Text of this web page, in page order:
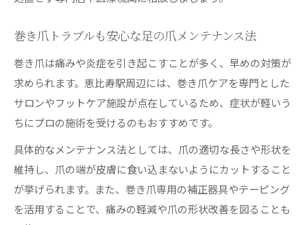
巻き爪トラブルも安心な足の爪メンテナンス法
巻き爪は痛みや炎症を引き起こすことが多く、早めの対策が
求められます。恵比寿駅周辺には、巻き爪ケアを専門とした
サロンやフットケア施設が点在しているため、症状が軽いう
ちにプロの施術を受けるのもおすすめです。
具体的なメンテナンス法としては、爪の適切な長さや形状を
維持し、爪の端が皮膚に食い込まないようにカットすること
が挙げられます。また、巻き爪専用の補正器具やテーピング
を活用することで、痛みの軽減や爪の形状改善を図ることも